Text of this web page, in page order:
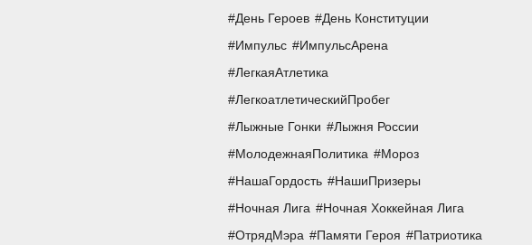
День Героев
День Конституции
Импульс
ИмпульсАрена
ЛегкаяАтлетика
ЛегкоатлетическийПробег
Лыжные Гонки
Лыжня России
МолодежнаяПолитика
Мороз
НашаГордость
НашиПризеры
Ночная Лига
Ночная Хоккейная Лига
ОтрядМэра
Памяти Героя
Патриотика